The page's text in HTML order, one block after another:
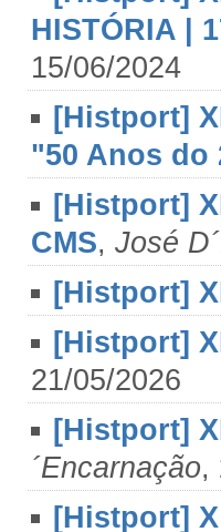
HISTÓRIA |
15/06/2024
[Histport]
"50 Anos do
[Histport]
CMS, José
[Histport]
[Histport]
21/05/2026
[Histport]
´Encarnação,
[Histport]